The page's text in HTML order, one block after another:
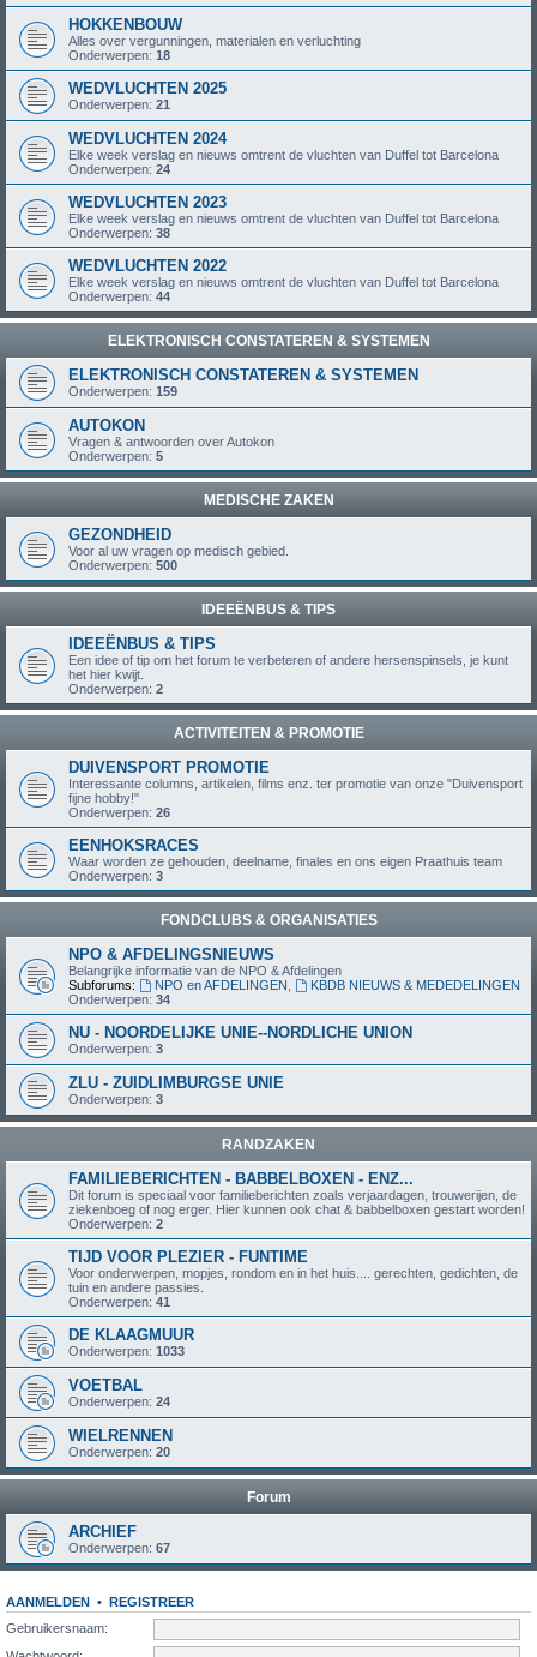
HOKKENBOUW
Alles over vergunningen, materialen en verluchting
Onderwerpen: 18
WEDVLUCHTEN 2025
Onderwerpen: 21
WEDVLUCHTEN 2024
Elke week verslag en nieuws omtrent de vluchten van Duffel tot Barcelona
Onderwerpen: 24
WEDVLUCHTEN 2023
Elke week verslag en nieuws omtrent de vluchten van Duffel tot Barcelona
Onderwerpen: 38
WEDVLUCHTEN 2022
Elke week verslag en nieuws omtrent de vluchten van Duffel tot Barcelona
Onderwerpen: 44
ELEKTRONISCH CONSTATEREN & SYSTEMEN
ELEKTRONISCH CONSTATEREN & SYSTEMEN
Onderwerpen: 159
AUTOKON
Vragen & antwoorden over Autokon
Onderwerpen: 5
MEDISCHE ZAKEN
GEZONDHEID
Voor al uw vragen op medisch gebied.
Onderwerpen: 500
IDEEËNBUS & TIPS
IDEEËNBUS & TIPS
Een idee of tip om het forum te verbeteren of andere hersenspinsels, je kunt
het hier kwijt.
Onderwerpen: 2
ACTIVITEITEN & PROMOTIE
DUIVENSPORT PROMOTIE
Interessante columns, artikelen, films enz. ter promotie van onze "Duivensport
fijne hobby!"
Onderwerpen: 26
EENHOKSRACES
Waar worden ze gehouden, deelname, finales en ons eigen Praathuis team
Onderwerpen: 3
FONDCLUBS & ORGANISATIES
NPO & AFDELINGSNIEUWS
Belangrijke informatie van de NPO & Afdelingen
Subforums:
NPO en AFDELINGEN
KBDB NIEUWS & MEDEDELINGEN
Onderwerpen: 34
NU - NOORDELIJKE UNIE--NORDLICHE UNION
Onderwerpen: 3
ZLU - ZUIDLIMBURGSE UNIE
Onderwerpen: 3
RANDZAKEN
FAMILIEBERICHTEN - BABBELBOXEN - ENZ...
Dit forum is speciaal voor familieberichten zoals verjaardagen, trouwerijen, de
ziekenboeg of nog erger. Hier kunnen ook chat & babbelboxen gestart worden!
Onderwerpen: 2
TIJD VOOR PLEZIER - FUNTIME
Voor onderwerpen, mopjes, rondom en in het huis.... gerechten, gedichten, de
tuin en andere passies.
Onderwerpen: 41
DE KLAAGMUUR
Onderwerpen: 1033
VOETBAL
Onderwerpen: 24
WIELRENNEN
Onderwerpen: 20
Forum
ARCHIEF
Onderwerpen: 67
AANMELDEN • REGISTREER
Gebruikersnaam: